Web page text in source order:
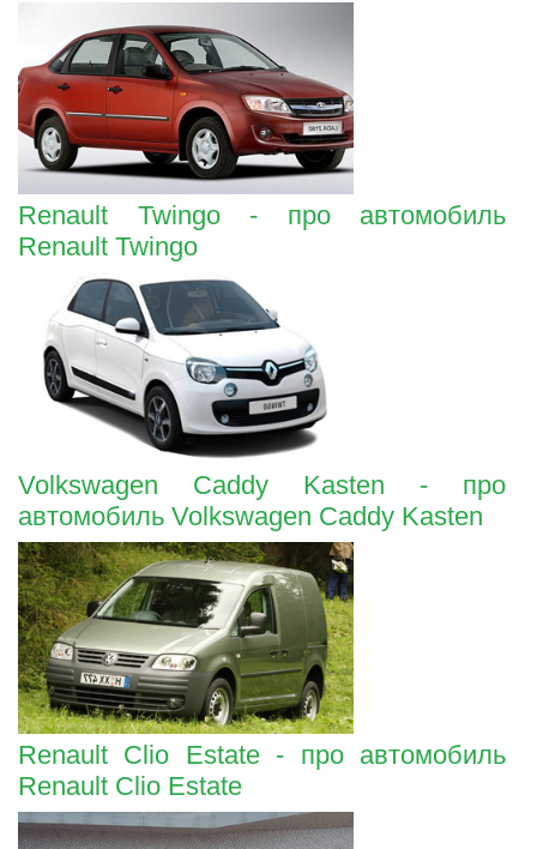
Renault Twingo - про автомобиль
Renault Twingo
Volkswagen Caddy Kasten - про
автомобиль Volkswagen Caddy Kasten
Renault Clio Estate - про автомобиль
Renault Clio Estate